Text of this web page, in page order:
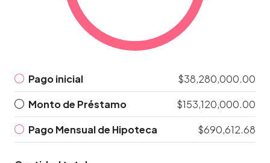
Pago inicial
$38,280,000.00
Monto de Préstamo
$153,120,000.00
Pago Mensual de Hipoteca
$690,612.68